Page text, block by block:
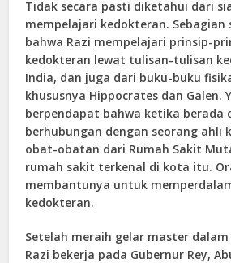
Tidak secara pasti diketahui dari
mempelajari kedokteran. Sebagian
bahwa Razi mempelajari prinsip-
kedokteran lewat tulisan-tulisan
India, dan juga dari buku-buku
khususnya Hippocrates dan Galen.
berpendapat bahwa ketika berada
berhubungan dengan seorang ahli
obat-obatan dari Rumah Sakit
rumah sakit terkenal di kota itu.
membantunya untuk
kedokteran.
Setelah meraih gelar master
Razi bekerja pada Gubernur Rey,